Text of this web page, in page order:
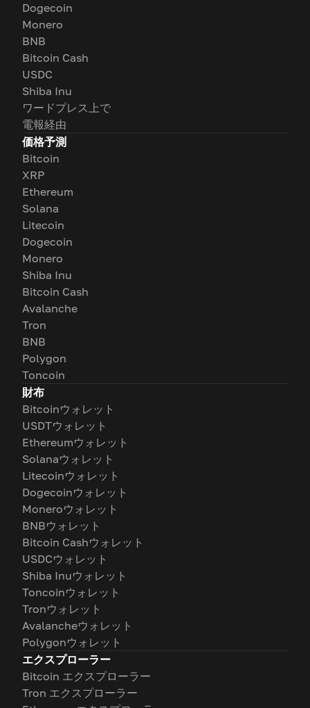
Dogecoin
Monero
BNB
Bitcoin Cash
USDC
Shiba Inu
ワードプレス上で
電報経由
価格予測
Bitcoin
XRP
Ethereum
Solana
Litecoin
Dogecoin
Monero
Shiba Inu
Bitcoin Cash
Avalanche
Tron
BNB
Polygon
Toncoin
財布
Bitcoinウォレット
USDTウォレット
Ethereumウォレット
Solanaウォレット
Litecoinウォレット
Dogecoinウォレット
Moneroウォレット
BNBウォレット
Bitcoin Cashウォレット
USDCウォレット
Shiba Inuウォレット
Toncoinウォレット
Tronウォレット
Avalancheウォレット
Polygonウォレット
エクスプローラー
Bitcoin エクスプローラー
Tron エクスプローラー